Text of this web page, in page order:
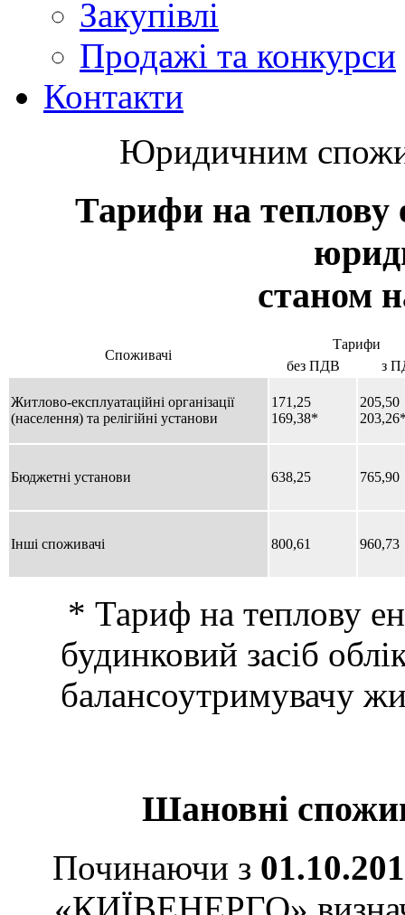
Закупівлі
Продажі та конкурси
Контакти
Юридичним
Тарифи на теплову
станом
Споживачі
Тарифи
без ПДВ
з
Житлово-експлуатаційні організації
(населення) та релігійні установи
171,25
169,38*
205,50
Бюджетні установи 638,25 765,90
Інші споживачі 800,61 960,73
* Тариф на теплову
будинковий засіб
балансоутримувачу
Шановні
Починаючи з